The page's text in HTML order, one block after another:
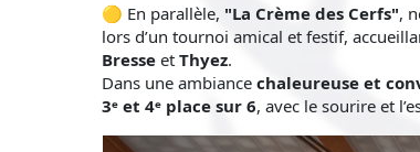
🟡 En parallèle, "La Crème des Cerfs",
lors d’un tournoi amical et festif,
Bresse et Thyez.
Dans une ambiance chaleureuse et
3ᵉ et 4ᵉ place sur 6, avec le sourire et